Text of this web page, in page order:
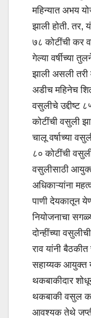
महिन्यात अभय
झाली होती. तर,
७८ कोटींची कर
गेल्या वर्षीच्या
झाली असली तरी
अडीच महिनेच
वसुलीचे उद्दीष्ट
कोटींची वसुली
चालू वर्षाच्या
८० कोटींची
वसुलीसाठी
अधिकाऱ्यांना
पाणी देयकातून
नियोजनाचा
दोन्हींच्या
राव यांनी
सहाय्यक आयुक्त
थकबाकीदार
थकबाकी वसुल
आवश्यक तेथे